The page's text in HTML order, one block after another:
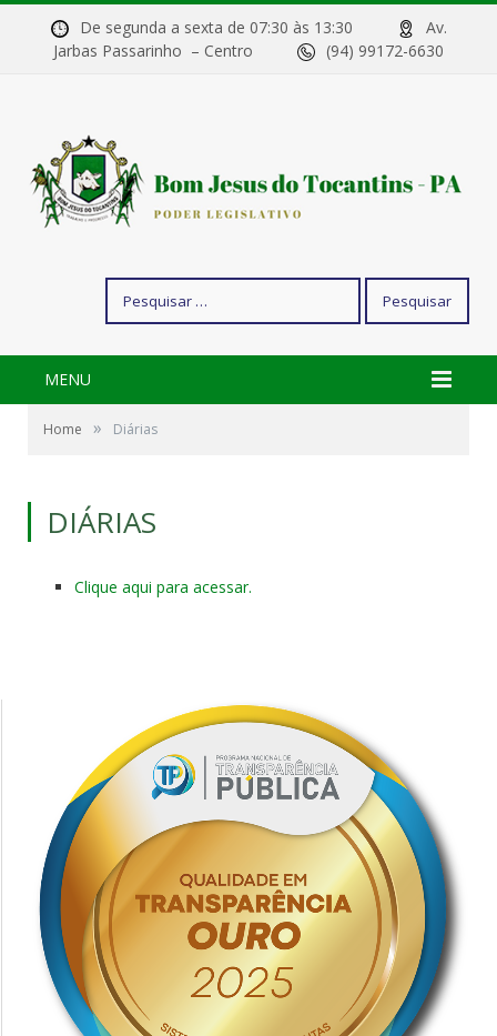
De segunda a sexta de 07:30 às 13:30
Av.
Jarbas Passarinho – Centro
(94) 99172-6630
por:
MENU
Home » Diárias
DIÁRIAS
Clique aqui para acessar.